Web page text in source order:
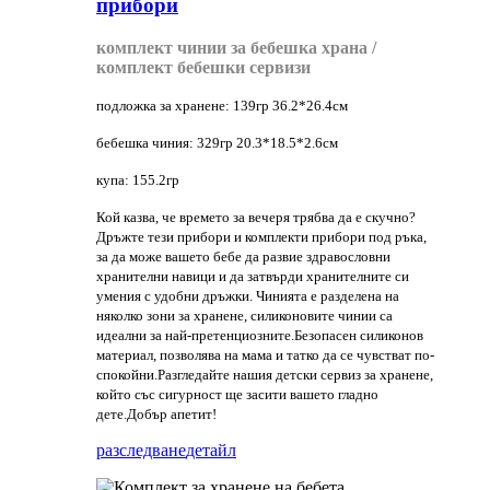
прибори
комплект чинии за бебешка храна /
комплект бебешки сервизи
подложка за хранене: 139гр 36.2*26.4см
бебешка чиния: 329гр 20.3*18.5*2.6см
купа: 155.2гр
Кой казва, че времето за вечеря трябва да е скучно?
Дръжте тези прибори и комплекти прибори под ръка,
за да може вашето бебе да развие здравословни
хранителни навици и да затвърди хранителните си
умения с удобни дръжки. Чинията е разделена на
няколко зони за хранене, силиконовите чинии са
идеални за най-претенциозните.Безопасен силиконов
материал, позволява на мама и татко да се чувстват по-
спокойни.Разгледайте нашия детски сервиз за хранене,
който със сигурност ще засити вашето гладно
дете.Добър апетит!
разследванедетайл